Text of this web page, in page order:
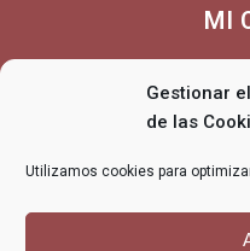
Gestionar
de las
Utilizamos cookies para
MI
MI CUENTA/
CARRITO